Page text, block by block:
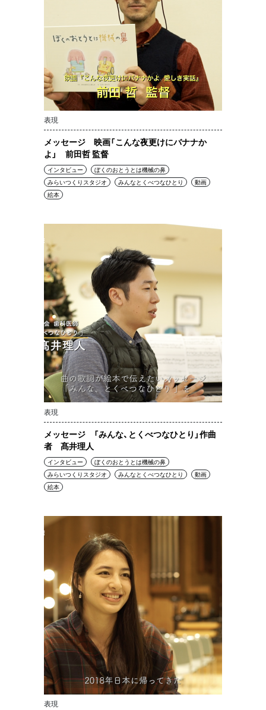
表現
メッセージ 映画「こんな夜更けにバナナか
よ」 前田哲 監督
インタビュー
ぼくのおとうとは機械の鼻
みらいつくりスタジオ
みんなとくべつなひとり
動画
絵本
表現
メッセージ 「みんな、とくべつなひとり」作曲
者 髙井理人
インタビュー
ぼくのおとうとは機械の鼻
みらいつくりスタジオ
みんなとくべつなひとり
動画
絵本
表現